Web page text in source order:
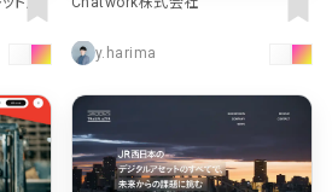
学
y.harima